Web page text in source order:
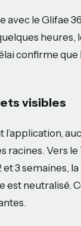
avec le Glifae
confirme
visibles
l’application,
racines. Vers
3 semaines,
est neutralisé.